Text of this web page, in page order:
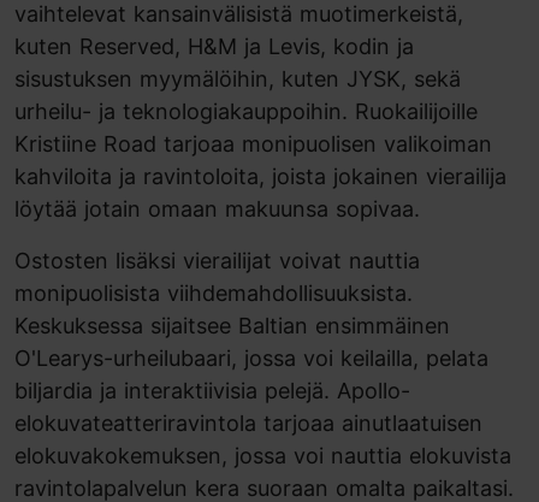
vaihtelevat kansainvälisistä muotimerkeistä,
kuten Reserved, H&M ja Levis, kodin ja
sisustuksen myymälöihin, kuten JYSK, sekä
urheilu- ja teknologiakauppoihin. Ruokailijoille
Kristiine Road tarjoaa monipuolisen valikoiman
kahviloita ja ravintoloita, joista jokainen vierailija
löytää jotain omaan makuunsa sopivaa.
Ostosten lisäksi vierailijat voivat nauttia
monipuolisista viihdemahdollisuuksista.
Keskuksessa sijaitsee Baltian ensimmäinen
O'Learys-urheilubaari, jossa voi keilailla, pelata
biljardia ja interaktiivisia pelejä. Apollo-
elokuvateatteriravintola tarjoaa ainutlaatuisen
elokuvakokemuksen, jossa voi nauttia elokuvista
ravintolapalvelun kera suoraan omalta paikaltasi.